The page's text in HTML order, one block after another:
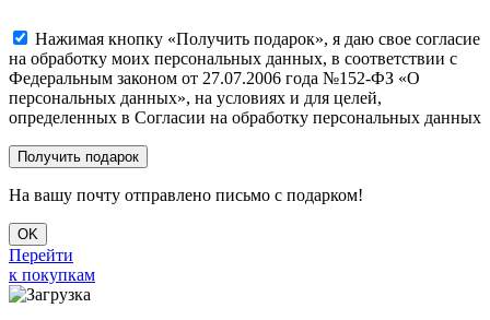
Нажимая кнопку «Получить подарок», я даю свое согласие
на обработку моих персональных данных, в соответствии с
Федеральным законом от 27.07.2006 года №152-ФЗ «О
персональных данных», на условиях и для целей,
определенных в Согласии на обработку персональных данных
На вашу почту отправлено письмо с подарком!
OK
Перейти
к покупкам